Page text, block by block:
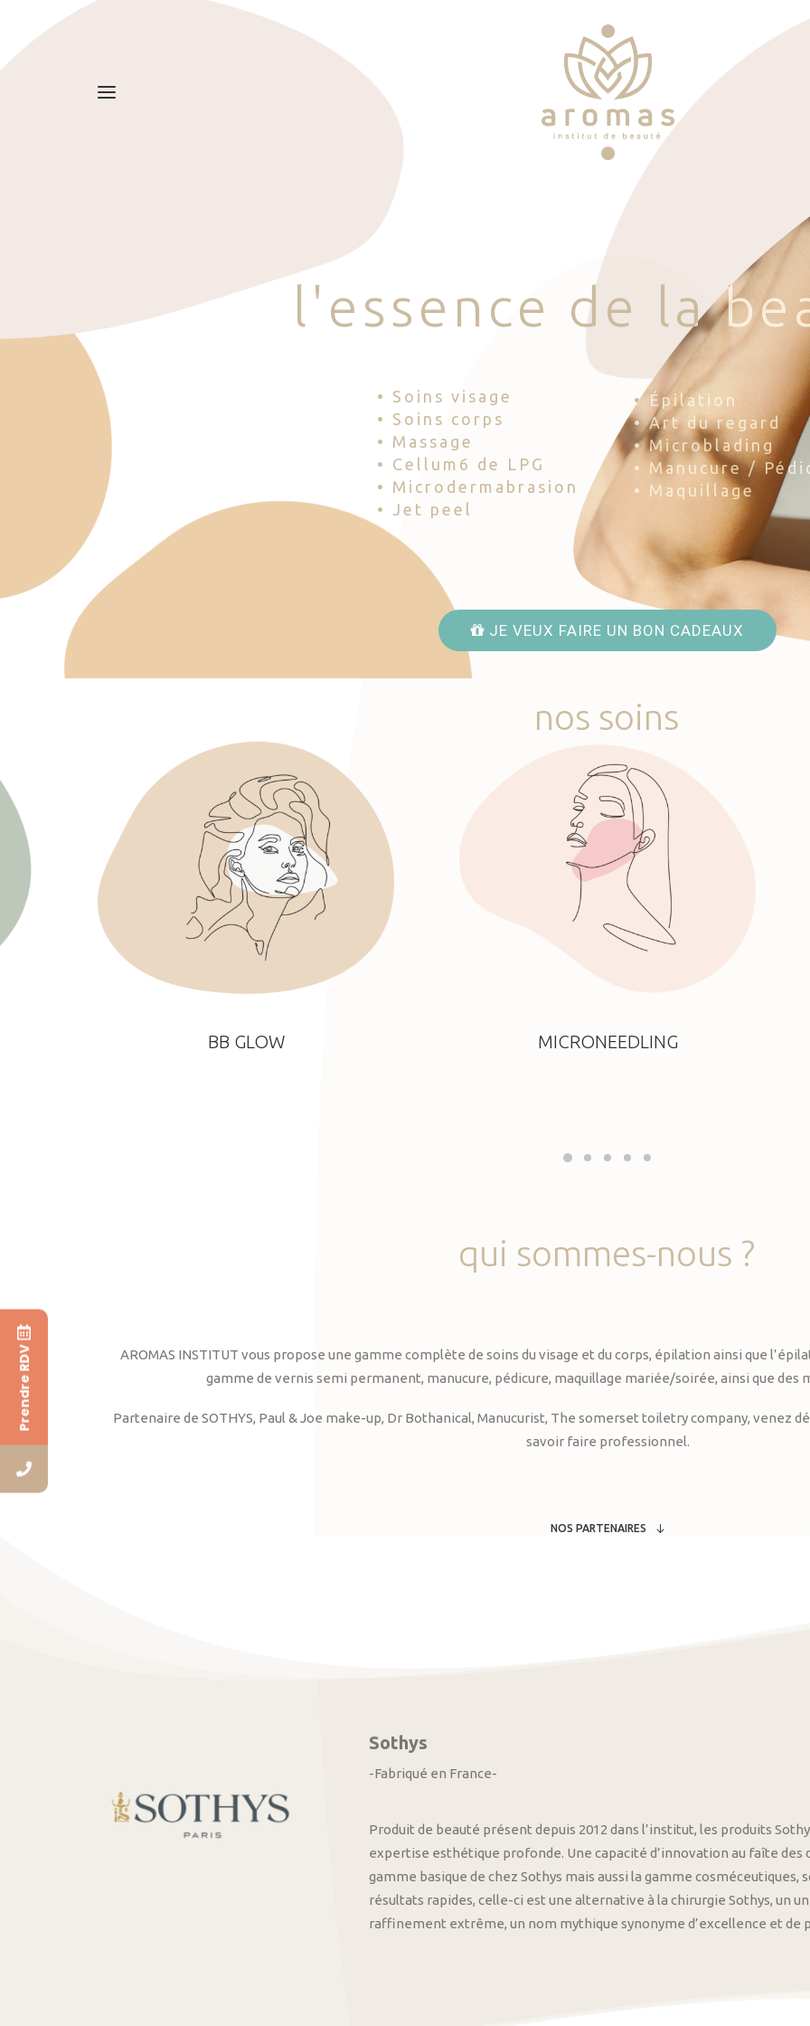
l 'esse nce d e la be
• Soins visage
• Soins corps
• Massage
• Cellum6 de LPG
• Microdermabrasion
• Jet peel
• Épilation
• Art du regard
• Microblading
• Manucure /
• Maquillage
JE VEUX FAIRE UN BON CADEAUX
nos soins
BB GLOW MICRONEEDLING
qui sommes-nous ?
AROMAS INSTITUT vous propose une gamme complète de soins du visage et du corps, épilation ainsi que
gamme de vernis semi permanent, manucure, pédicure, maquillage mariée/soirée, ainsi que des
Partenaire de SOTHYS, Paul & Joe make-up, Dr Bothanical, Manucurist, The somerset toiletry company, venez
savoir faire professionnel.
NOS PARTENAIRES
Sothys
-Fabriqué en France-
Produit de beauté présent depuis 2012 dans l’institut, les produits
expertise esthétique profonde. Une capacité d’innovation au faîte
gamme basique de chez Sothys mais aussi la gamme
résultats rapides, celle-ci est une alternative à la chirurgie Sothys, un
raffinement extrême, un nom mythique synonyme d’excellence et de
Prendre RDV